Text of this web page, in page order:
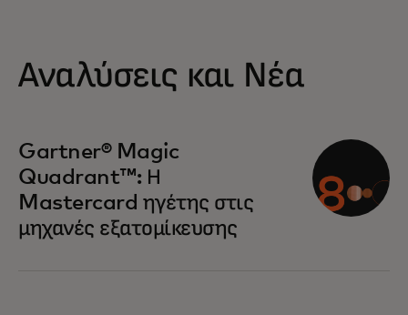
Αναλύσεις και Νέα
Gartner® Magic
Quadrant™: Η
Mastercard ηγέτης στις
μηχανές εξατομίκευσης
opens in a new tab